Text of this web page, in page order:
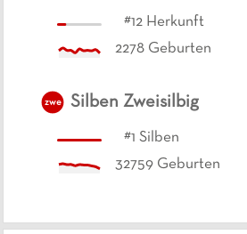
#12 Herkunft
2278 Geburten
zwe Silben Zweisilbig
#1 Silben
32759 Geburten